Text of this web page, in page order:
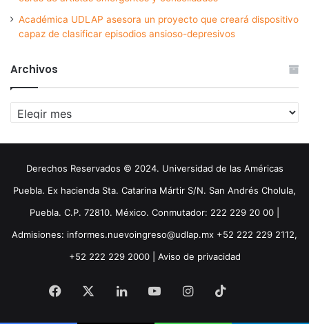
Académica UDLAP asesora un proyecto que creará dispositivo
capaz de clasificar episodios ansioso-depresivos
Archivos
Archivos
Derechos Reservados © 2024. Universidad de las Américas
Puebla. Ex hacienda Sta. Catarina Mártir S/N. San Andrés Cholula,
Puebla. C.P. 72810. México. Conmutador: 222 229 20 00 |
Admisiones: informes.nuevoingreso@udlap.mx +52 222 229 2112,
+52 222 229 2000 | Aviso de privacidad
Facebook LinkedInYouTubeInstagram